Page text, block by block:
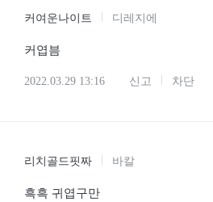
커여운나이트 디레지에
커엽븜
2022.03.29 13:16 신고 차단
리치골드핏짜 바칼
흑흑 귀엽구만